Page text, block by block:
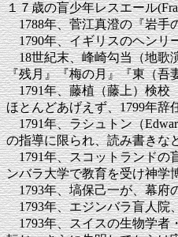
１７歳の盲少年レスエール
1788年、菅江真澄の『岩手
1790年、イギリスのヘンリ
18世紀末、峰崎勾当（地歌
『残月』『梅の月』『東（吾
1791年、藤植（藤上）検校
ほとんどあげえず、1799年辞
1791年、ラシュトン（
の指導に限られ、読み書きな
1791年、スコットランドの
ンバラ大学で教育を受け神学
1793年、塙保己一が、幕府
1793年、エジンバラ盲人院
1793年、スイスの生物学者・